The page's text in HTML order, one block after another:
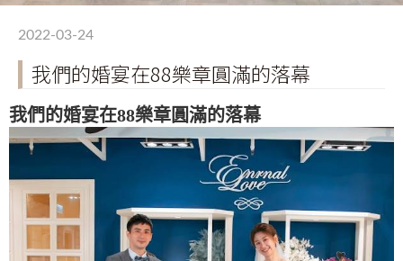
2022-03-24
我們的婚宴在88樂章圓滿的落幕
我們的婚宴在88樂章圓滿的落幕